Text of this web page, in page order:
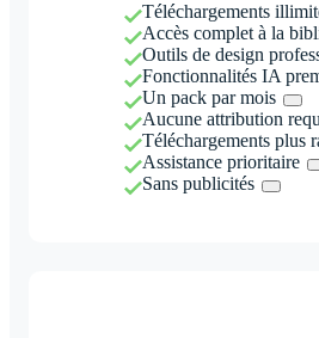
Téléchargements
Accès complet à la
Outils de design
Fonctionnalités IA
Un pack par mois
Aucune attribution
Téléchargements plus
Assistance prioritaire
Sans publicités